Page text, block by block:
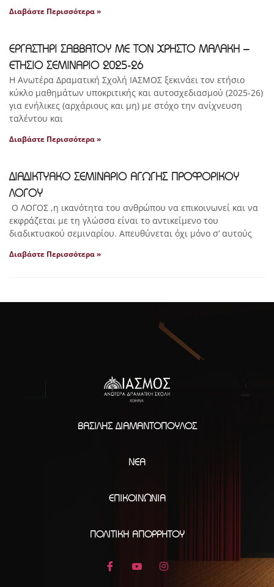
Διαβάστε Περισσότερα »
ΕΡΓΑΣΤΗΡΙ ΣΑΒΒΑΤΟΥ ΜΕ ΤΟΝ ΧΡΗΣΤΟ ΜΑΛΑΚΗ –
ΕΤΗΣΙΟ ΣΕΜΙΝΑΡΙΟ 2025-26
Η Ανωτέρα Δραματική Σχολή ΙΑΣΜΟΣ ξεκινάει τον ετήσιο
κύκλο μαθημάτων υποκριτικής και αυτοσχεδιασμού (2025-26)
για ενήλικες (αρχάριους και μη) με στόχο την ανίχνευση
ταλέντου και
Διαβάστε Περισσότερα »
ΔΙΑΔΙΚΤΥΑΚΟ ΣΕΜΙΝΑΡΙΟ ΑΓΩΓΗΣ ΠΡΟΦΟΡΙΚΟΥ
ΛΟΓΟΥ
Ο ΛΟΓΟΣ ,η ικανότητα του ανθρώπου να επικοινωνεί και να
εκφράζεται με τη γλώσσα είναι το αντικείμενο του
διαδικτυακού σεμιναρίου. Απευθύνεται όχι μόνο σ’ αυτούς
Διαβάστε Περισσότερα »
ΒΑΣΊΛΗΣ ΔΙΑΜΑΝΤΌΠΟΥΛΟΣ
ΝΈΑ
ΕΠΙΚΟΙΝΩΝΊΑ
ΠΟΛΙΤΙΚΉ ΑΠΟΡΡΉΤΟΥ